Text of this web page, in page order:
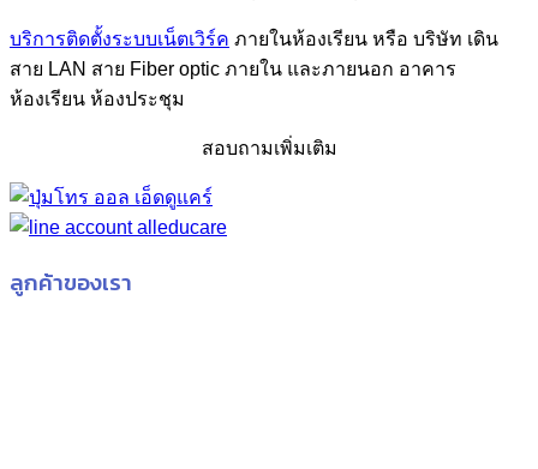
บริการติดตั้งระบบเน็ตเวิร์ค ภายในห้องเรียน หรือ บริษัท เดิน
สาย LAN สาย Fiber optic ภายใน และภายนอก อาคาร
ห้องเรียน ห้องประชุม
สอบถามเพิ่มเติม
ลูกค้าของเรา